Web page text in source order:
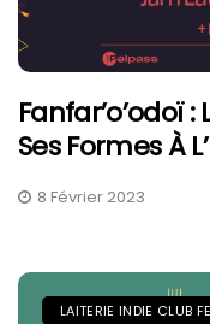
Fanfar’o’odoï
Ses Formes À
8 Février 2023
LAITERIE INDIE CLUB